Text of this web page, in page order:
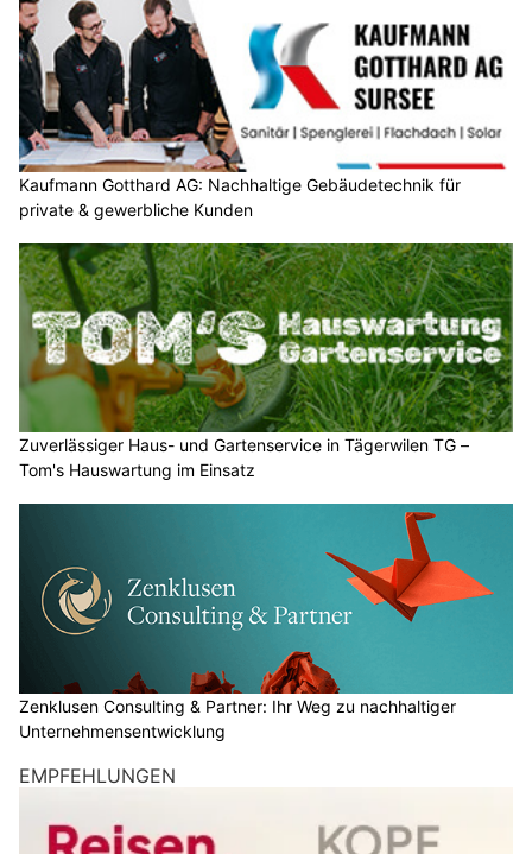
Kaufmann Gotthard AG: Nachhaltige Gebäudetechnik für
private & gewerbliche Kunden
Zuverlässiger Haus- und Gartenservice in Tägerwilen TG –
Tom's Hauswartung im Einsatz
Zenklusen Consulting & Partner: Ihr Weg zu nachhaltiger
Unternehmensentwicklung
EMPFEHLUNGEN